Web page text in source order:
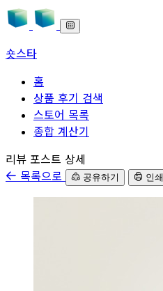
숏스타
홈
상품 후기 검색
스토어 목록
종합 계산기
본문으로 바로가기
리뷰 포스트 상세
목록으로
공유하기 인쇄